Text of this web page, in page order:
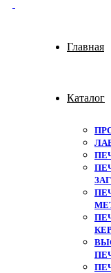
Главная
Каталог